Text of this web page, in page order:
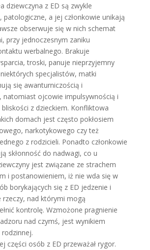
dziewczyna z ED są zwykle
patologiczne, a jej członkowie unikają
obserwuje się w nich schemat
przy jednoczesnym zaniku
werbalnego. Brakuje
troski, panuje nieprzyjemny
specjalistów, matki
się awanturniczością i
natomiast ojcowie impulsywnością i
z dzieckiem. Konfliktowa
domach jest często pokłosiem
narkotykowego czy też
z rodzicieli. Ponadto członkowie
skłonność do nadwagi, co u
jest związane ze strachem
i postanowieniem, iż nie wda się w
borykających się z ED jedzenie i
nad którymi mogą
kontrolę. Wzmożone pragnienie
nad czymś, jest wynikiem
części osób z ED przeważał rygor.